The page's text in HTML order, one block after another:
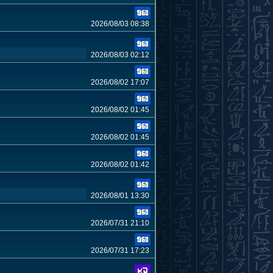
2026/08/03 08:38
2026/08/03 02:12
2026/08/02 17:07
2026/08/02 01:45
2026/08/02 01:45
2026/08/02 01:42
2026/08/01 13:30
2026/07/31 21:10
2026/07/31 17:23